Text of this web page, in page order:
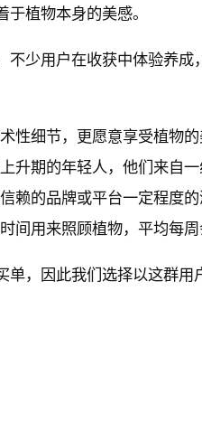
植物本身的美感。
不少用户在收获中体验养
性细节，更愿意享受植物
升期的年轻人，他们来自
赖的品牌或平台一定程度的
间用来照顾植物，平均每
，因此我们选择以这群